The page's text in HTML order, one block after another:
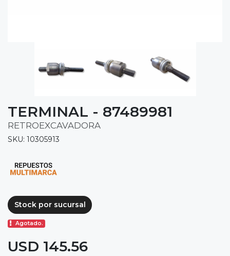
TERMINAL - 87489981
RETROEXCAVADORA
SKU: 10305913
Stock por sucursal
Agotado.
USD 145.56